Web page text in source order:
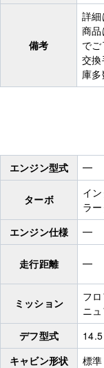
備考
詳
商
で
交
庫
エンジン型式 ━
ターボ
イ
ラ
エンジン仕様 ━
走行距離 ━
ミッション
フ
ニ
デフ型式 14.5
キャビン形状
標準